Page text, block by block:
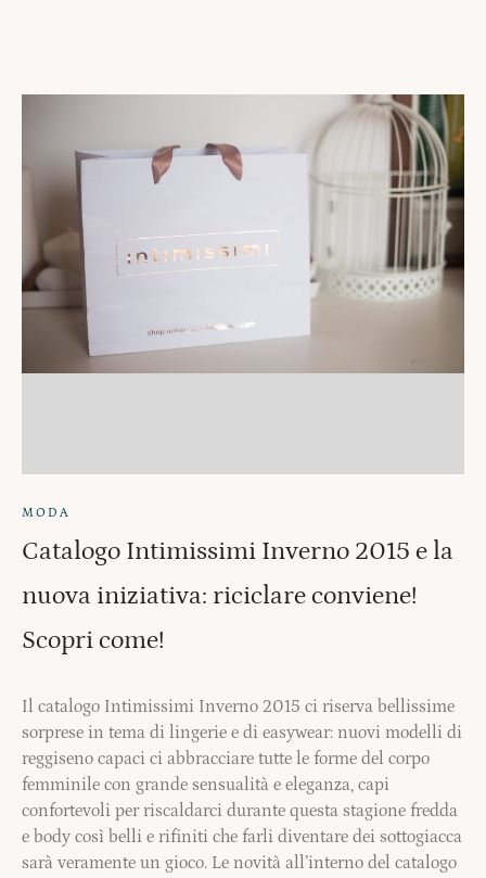
MODA
Catalogo Intimissimi Inverno 2015 e la
nuova iniziativa: riciclare conviene!
Scopri come!
Il catalogo Intimissimi Inverno 2015 ci riserva bellissime
sorprese in tema di lingerie e di easywear: nuovi modelli di
reggiseno capaci ci abbracciare tutte le forme del corpo
femminile con grande sensualità e eleganza, capi
confortevoli per riscaldarci durante questa stagione fredda
e body così belli e rifiniti che farli diventare dei sottogiacca
sarà veramente un gioco. Le novità all’interno del catalogo